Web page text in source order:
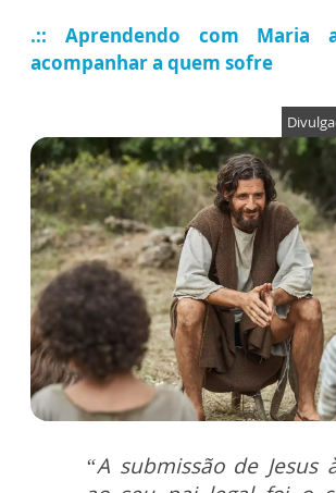
.:: Aprendendo com Maria
acompanhar a quem sofre
“A submissão de Jesus